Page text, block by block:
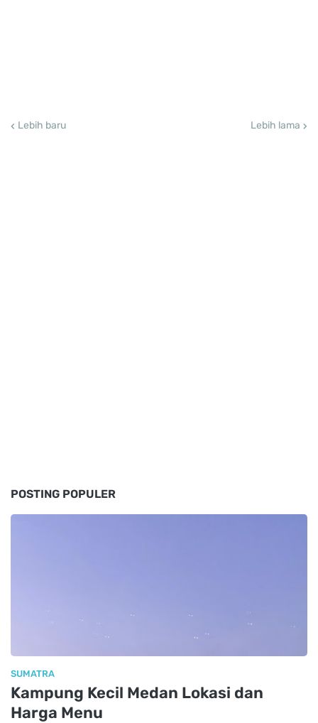
Lebih baru Lebih lama
POSTING POPULER
SUMATRA
Kampung Kecil Medan Lokasi dan
Harga Menu